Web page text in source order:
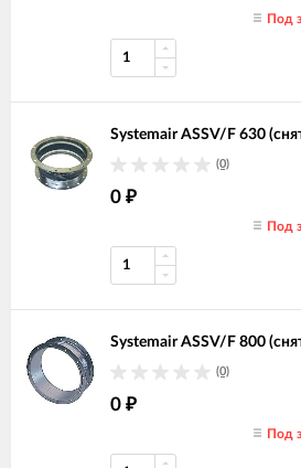
Под
Systemair ASSV/F 630
(0)
0 ₽
Под
Systemair ASSV/F 800
(0)
0 ₽
Под